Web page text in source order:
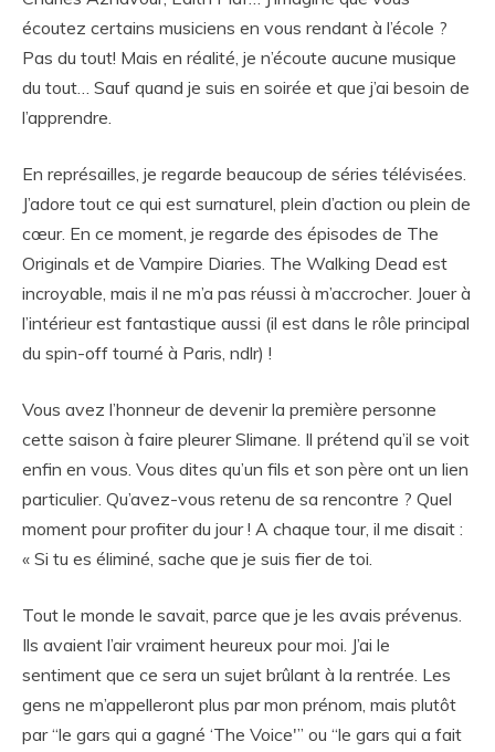
écoutez certains musiciens en vous rendant à l’école ?
Pas du tout! Mais en réalité, je n’écoute aucune musique
du tout… Sauf quand je suis en soirée et que j’ai besoin de
l’apprendre.
En représailles, je regarde beaucoup de séries télévisées.
J’adore tout ce qui est surnaturel, plein d’action ou plein de
cœur. En ce moment, je regarde des épisodes de The
Originals et de Vampire Diaries. The Walking Dead est
incroyable, mais il ne m’a pas réussi à m’accrocher. Jouer à
l’intérieur est fantastique aussi (il est dans le rôle principal
du spin-off tourné à Paris, ndlr) !
Vous avez l’honneur de devenir la première personne
cette saison à faire pleurer Slimane. Il prétend qu’il se voit
enfin en vous. Vous dites qu’un fils et son père ont un lien
particulier. Qu’avez-vous retenu de sa rencontre ? Quel
moment pour profiter du jour ! A chaque tour, il me disait :
« Si tu es éliminé, sache que je suis fier de toi.
Tout le monde le savait, parce que je les avais prévenus.
Ils avaient l’air vraiment heureux pour moi. J’ai le
sentiment que ce sera un sujet brûlant à la rentrée. Les
gens ne m’appelleront plus par mon prénom, mais plutôt
par “le gars qui a gagné ‘The Voice'” ou “le gars qui a fait